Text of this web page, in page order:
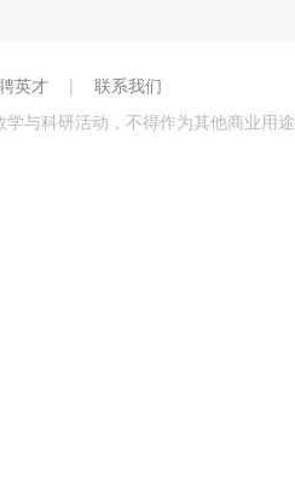
英才 |
联系我们
与科研活动，不得作为其他商业用